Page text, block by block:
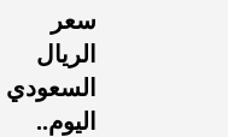
سعر
الريال
السعودي
اليوم..